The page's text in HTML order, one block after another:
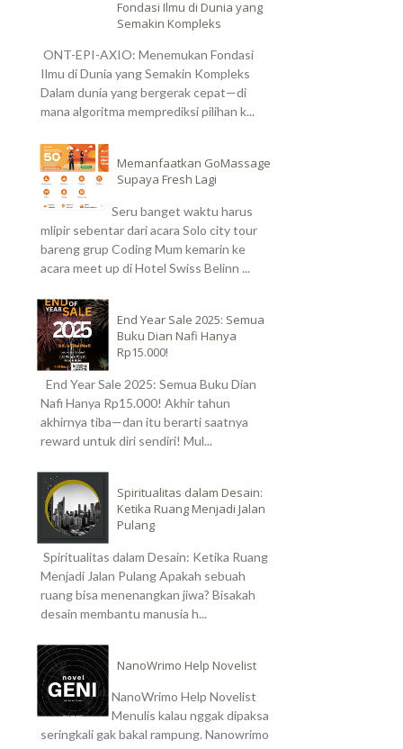
Fondasi Ilmu di Dunia yang
Semakin Kompleks
ONT-EPI-AXIO: Menemukan Fondasi
Ilmu di Dunia yang Semakin Kompleks
Dalam dunia yang bergerak cepat—di
mana algoritma memprediksi pilihan k...
Memanfaatkan GoMassage
Supaya Fresh Lagi
Seru banget waktu harus
mlipir sebentar dari acara Solo city tour
bareng grup Coding Mum kemarin ke
acara meet up di Hotel Swiss Belinn ...
End Year Sale 2025: Semua
Buku Dian Nafi Hanya
Rp15.000!
End Year Sale 2025: Semua Buku Dian
Nafi Hanya Rp15.000! Akhir tahun
akhirnya tiba—dan itu berarti saatnya
reward untuk diri sendiri! Mul...
Spiritualitas dalam Desain:
Ketika Ruang Menjadi Jalan
Pulang
Spiritualitas dalam Desain: Ketika Ruang
Menjadi Jalan Pulang Apakah sebuah
ruang bisa menenangkan jiwa? Bisakah
desain membantu manusia h...
NanoWrimo Help Novelist
NanoWrimo Help Novelist
Menulis kalau nggak dipaksa
seringkali gak bakal rampung. Nanowrimo